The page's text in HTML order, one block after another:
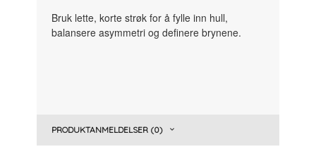
Bruk lette, korte strøk for å fylle inn hull,
balansere asymmetri og definere brynene.
PRODUKTANMELDELSER (0)